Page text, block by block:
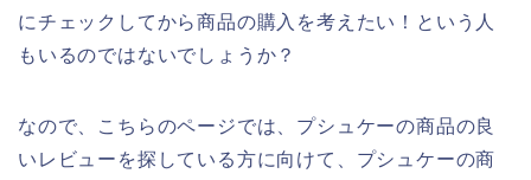
にチェックしてから商品の購入を考えたい！という人
もいるのではないでしょうか？
なので、こちらのページでは、プシュケーの商品の良
いレビューを探している方に向けて、プシュケーの商